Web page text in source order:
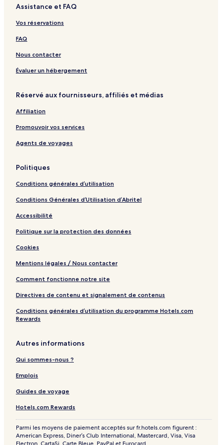
e
o
t
e
l
g
e
L
o
d
e
Assistance et FAQ
Vos réservations
FAQ
Nous contacter
Évaluer un hébergement
Réservé aux fournisseurs, affiliés et médias
Affiliation
Promouvoir vos services
Agents de voyages
Politiques
Conditions générales d’utilisation
Conditions Générales d’Utilisation d’Abritel
Accessibilité
Politique sur la protection des données
Cookies
Mentions légales / Nous contacter
Comment fonctionne notre site
Directives de contenu et signalement de contenus
Conditions générales d’utilisation du programme Hotels.com
Rewards
Autres informations
Qui sommes-nous ?
Emplois
Guides de voyage
Hotels.com Rewards
Parmi les moyens de paiement acceptés sur fr.hotels.com figurent :
American Express, Diner’s Club International, Mastercard, Visa, Visa